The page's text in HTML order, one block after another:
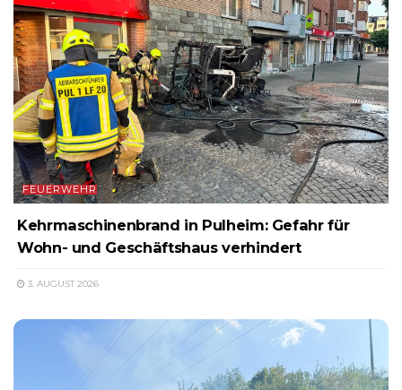
FEUERWEHR
Kehrmaschinenbrand in Pulheim: Gefahr für
Wohn- und Geschäftshaus verhindert
3. AUGUST 2026